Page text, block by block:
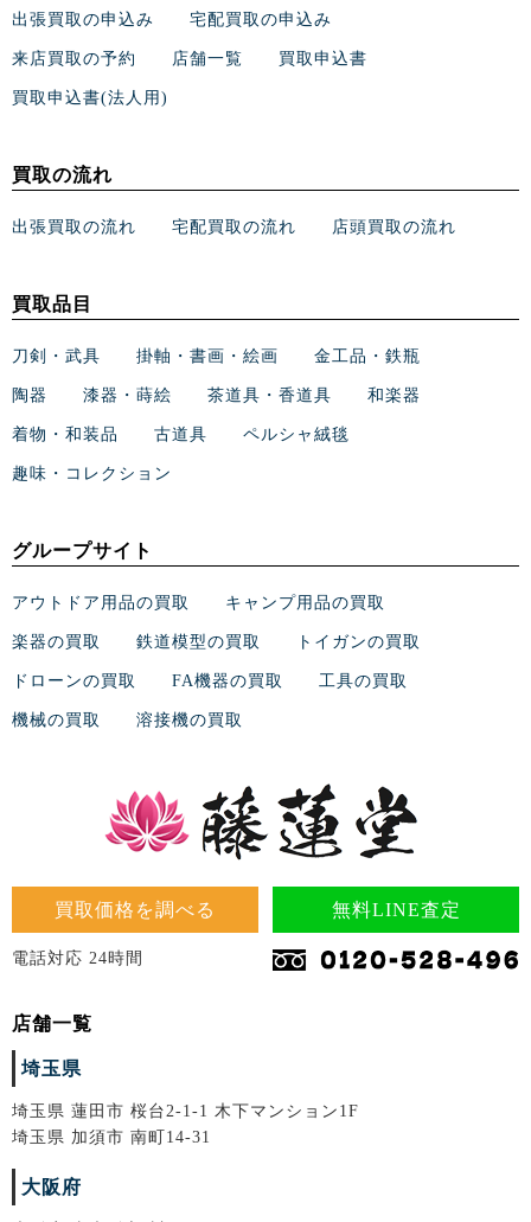
買取価格を調べる 無料LINE査定
電話対応 24時間
店舗一覧
埼玉県
埼玉県 蓮田市 桜台2-1-1 木下マンション1F
埼玉県 加須市 南町14-31
大阪府
出張買取の申込み 宅配買取の申込み
来店買取の予約 店舗一覧 買取申込書
買取申込書(法人用)
買取の流れ
出張買取の流れ 宅配買取の流れ 店頭買取の流れ
買取品目
刀剣・武具 掛軸・書画・絵画 金工品・鉄瓶
陶器 漆器・蒔絵 茶道具・香道具 和楽器
着物・和装品 古道具 ペルシャ絨毯
趣味・コレクション
グループサイト
アウトドア用品の買取 キャンプ用品の買取
楽器の買取 鉄道模型の買取 トイガンの買取
ドローンの買取 FA機器の買取 工具の買取
機械の買取 溶接機の買取